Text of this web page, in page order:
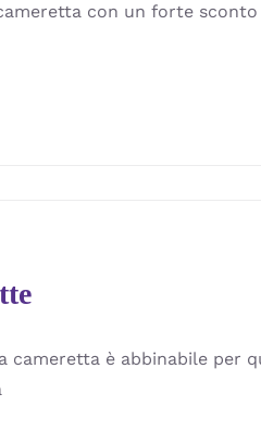
con un forte
è abbinabile per